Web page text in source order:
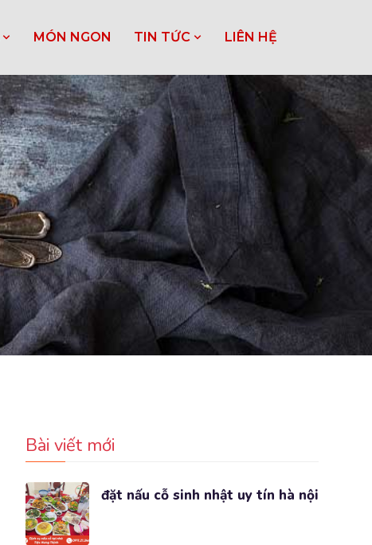
MÓN NGON TIN TỨC LIÊN HỆ
Bài viết mới
đặt nấu cỗ sinh nhật uy tín hà nội